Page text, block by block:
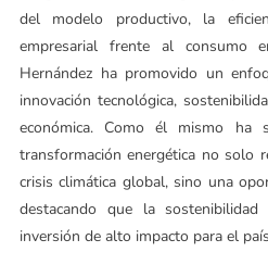
del modelo productivo, la
empresarial frente al consumo
Hernández ha promovido un
innovación tecnológica,
económica. Como él mismo ha
transformación energética no solo
crisis climática global, sino una
destacando que la
inversión de alto impacto para el